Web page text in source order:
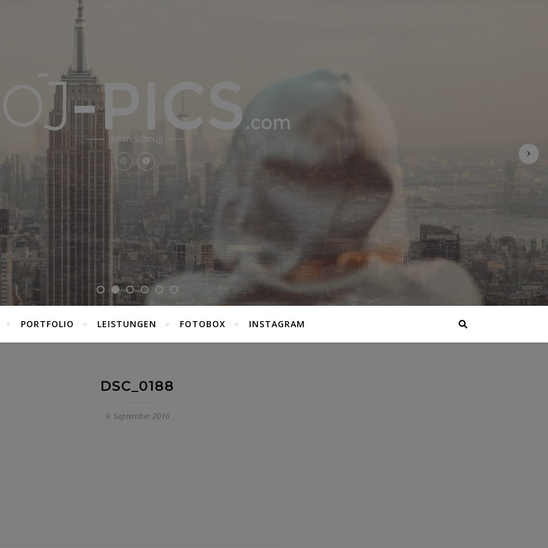
Julian Schnug
PORTFOLIO LEISTUNGEN FOTOBOX INSTAGRAM
DSC_0188
9. September 2016